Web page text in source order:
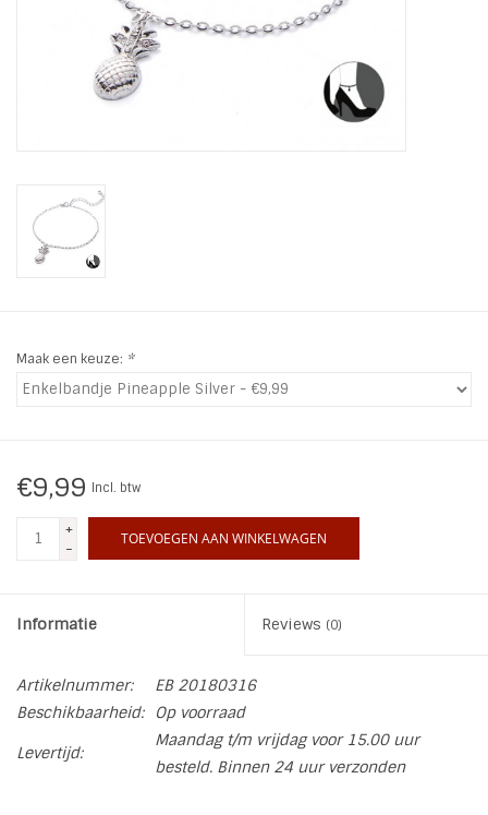
ON THE BEACH
Ohlala Jewels
LIFESTYLE PRODUCTEN
SALE
Maak een keuze: *
€9,99 Incl. btw
+
-
TOEVOEGEN AAN WINKELWAGEN
Informatie Reviews (0)
Artikelnummer:
EB 20180316
Beschikbaarheid:
Op voorraad
Levertijd:
Maandag t/m vrijdag voor 15.00 uur
besteld. Binnen 24 uur verzonden